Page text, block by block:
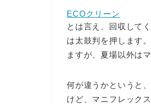
ECOクリーン
とは言え、
回収して
は太鼓判を押します
ますが、夏場以外は
何が違うかというと
けど、マニフレック